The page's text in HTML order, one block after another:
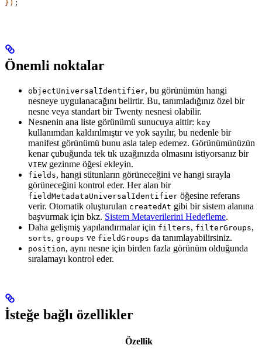
}) ;
Önemli noktalar
objectUniversalIdentifier, bu görünümün hangi
nesneye uygulanacağını belirtir. Bu, tanımladığınız özel bir
nesne veya standart bir Twenty nesnesi olabilir.
Nesnenin ana liste görünümü sunucuya aittir: key
kullanımdan kaldırılmıştır ve yok sayılır, bu nedenle bir
manifest görünümü bunu asla talep edemez. Görünümünüzün
kenar çubuğunda tek tık uzağınızda olmasını istiyorsanız bir
VIEW gezinme öğesi ekleyin.
fields, hangi sütunların görüneceğini ve hangi sırayla
görüneceğini kontrol eder. Her alan bir
fieldMetadataUniversalIdentifier öğesine referans
verir. Otomatik oluşturulan createdAt gibi bir sistem alanına
başvurmak için bkz. Sistem Metaverilerini Hedefleme.
Daha gelişmiş yapılandırmalar için filters, filterGroups,
sorts, groups ve fieldGroups da tanımlayabilirsiniz.
position, aynı nesne için birden fazla görünüm olduğunda
sıralamayı kontrol eder.
İsteğe bağlı özellikler
Özellik